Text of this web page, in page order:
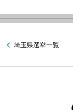
埼玉県選挙一覧